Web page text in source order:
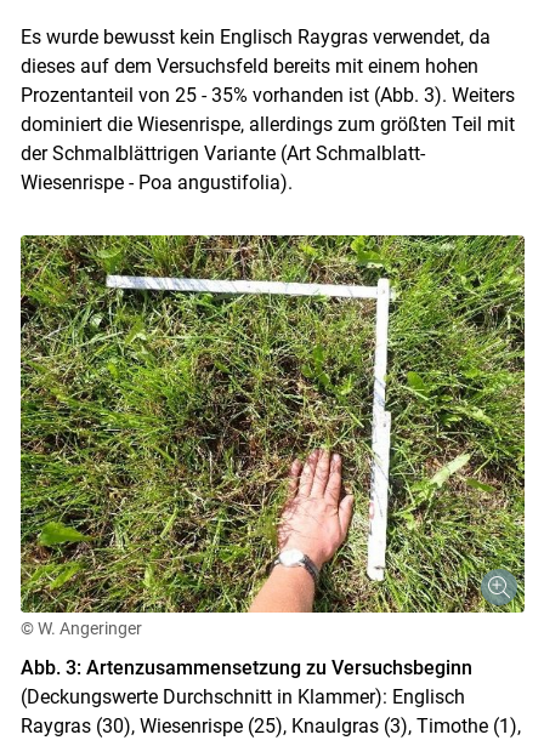
Es wurde bewusst kein Englisch Raygras verwendet, da
dieses auf dem Versuchsfeld bereits mit einem hohen
Prozentanteil von 25 - 35% vorhanden ist (Abb. 3). Weiters
dominiert die Wiesenrispe, allerdings zum größten Teil mit
der Schmalblättrigen Variante (Art Schmalblatt-
Wiesenrispe - Poa angustifolia).
© W. Angeringer
Abb. 3: Artenzusammensetzung zu Versuchsbeginn
(Deckungswerte Durchschnitt in Klammer): Englisch
Raygras (30), Wiesenrispe (25), Knaulgras (3), Timothe (1),